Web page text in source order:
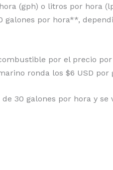
(gph) o litros por hora
por hora**,
por el precio
ronda los $6 USD por
30 galones por hora y